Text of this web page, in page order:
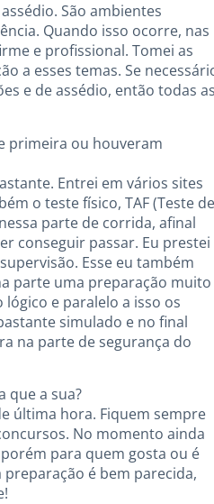
São ambientes
Quando isso ocorre, nas
e profissional. Tomei as
a esses temas. Se
e de assédio, então todas
primeira ou houveram
Entrei em vários sites
o teste físico, TAF (Teste de
parte de corrida, afinal
conseguir passar. Eu prestei
Esse eu também
parte uma preparação muito
e paralelo a isso os
simulado e no final
na parte de segurança do
que a sua?
última hora. Fiquem sempre
No momento ainda
para quem gosta ou é
é bem parecida,